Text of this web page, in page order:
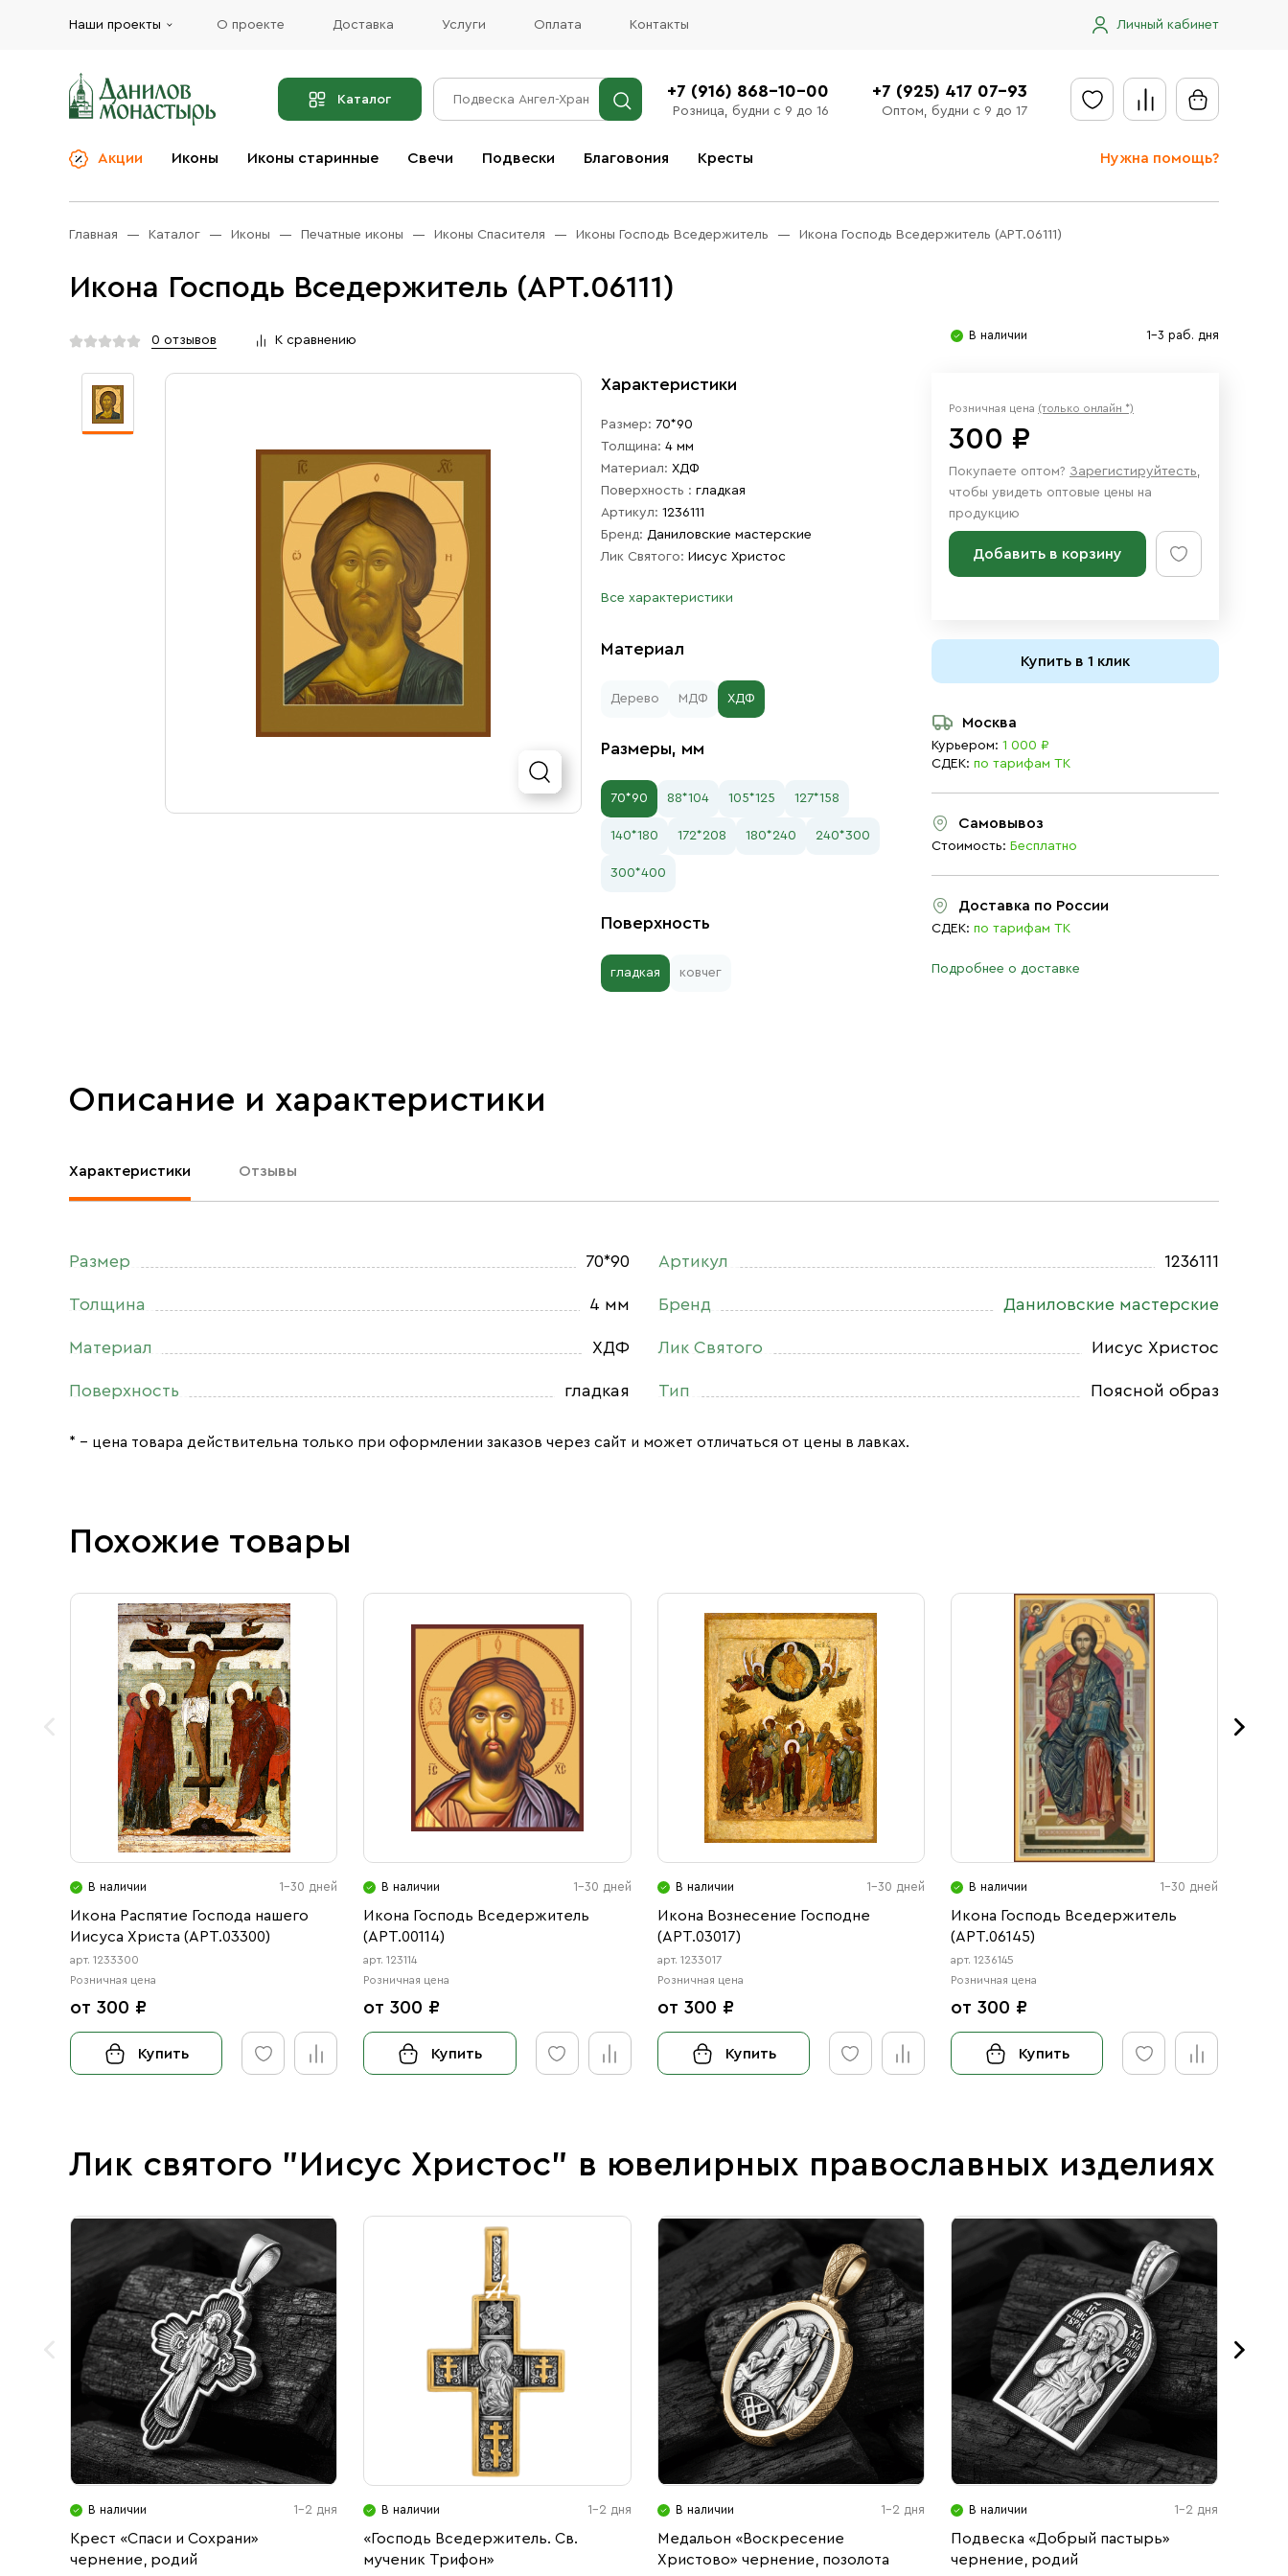
Наши проекты О проекте Доставка Услуги Оплата Контакты Личный кабинет
Каталог +7 (916) 868-10-00
Розница, будни с 9 до 16
+7 (925) 417 07-93
Оптом, будни с 9 до 17
Акции Иконы Иконы старинные Свечи Подвески Благовония Кресты Нужна помощь?
Отправить заявку
Церковная утварь
Иконы
Бренды
Услуги
Главная Каталог Иконы Печатные иконы Иконы Спасителя Иконы Господь Вседержитель Икона Господь Вседержитель (АРТ.06111)
Икона Господь Вседержитель (АРТ.06111)
0 отзывов К сравнению В наличии 1-3 раб. дня
Характеристики
Размер: 70*90
Толщина: 4 мм
Материал: ХДФ
Поверхность : гладкая
Артикул: 1236111
Бренд: Даниловские мастерские
Лик Святого: Иисус Христос
Все характеристики
Материал
Дерево МДФ ХДФ
Размеры, мм
70*90 88*104 105*125 127*158
140*180 172*208 180*240 240*300
300*400
Поверхность
гладкая ковчег
Розничная цена (только онлайн *)
300 ₽
Покупаете оптом? Зарегистируйтесть,
чтобы увидеть оптовые цены на
продукцию
Добавить в корзину
Купить в 1 клик
Москва
Курьером: 1 000 ₽
СДЕК: по тарифам ТК
Самовывоз
Стоимость: Бесплатно
Доставка по России
СДЕК: по тарифам ТК
Подробнее о доставке
Описание и характеристики
Характеристики Отзывы
Размер 70*90
Толщина 4 мм
Материал ХДФ
Поверхность гладкая
Артикул 1236111
Бренд Даниловские мастерские
Лик Святого Иисус Христос
Тип Поясной образ
* – цена товара действительна только при оформлении заказов через сайт и может отличаться от цены в лавках.
Похожие товары
В наличии 1-30 дней
Икона Распятие Господа нашего
Иисуса Христа (АРТ.03300)
арт. 1233300
Розничная цена
от 300 ₽
Купить
В наличии 1-30 дней
Икона Господь Вседержитель
(АРТ.00114)
арт. 123114
Розничная цена
от 300 ₽
Купить
В наличии 1-30 дней
Икона Вознесение Господне
(АРТ.03017)
арт. 1233017
Розничная цена
от 300 ₽
Купить
В наличии 1-30 дней
Икона Господь Вседержитель
(АРТ.06145)
арт. 1236145
Розничная цена
от 300 ₽
Купить
Лик святого "Иисус Христос" в ювелирных православных изделиях
В наличии 1-2 дня
Крест «Спаси и Сохрани»
чернение, родий
В наличии 1-2 дня
«Господь Вседержитель. Св.
мученик Трифон»
В наличии 1-2 дня
Медальон «Воскресение
Христово» чернение, позолота
В наличии 1-2 дня
Подвеска «Добрый пастырь»
чернение, родий